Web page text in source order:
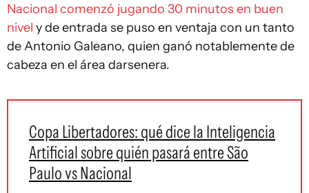
Nacional comenzó jugando 30 minutos en buen
nivel y de entrada se puso en ventaja con un tanto
de Antonio Galeano, quien ganó notablemente de
cabeza en el área darsenera.
Copa Libertadores: qué dice la Inteligencia
Artificial sobre quién pasará entre São
Paulo vs Nacional